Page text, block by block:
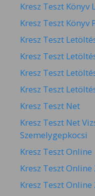
Kresz Teszt Könyv
Kresz Teszt Könyv
Kresz Teszt
Kresz Teszt
Kresz Teszt
Kresz Teszt
Kresz Teszt Net
Kresz Teszt Net
Szemelygepkocsi
Kresz Teszt Online
Kresz Teszt Online
Kresz Teszt Online